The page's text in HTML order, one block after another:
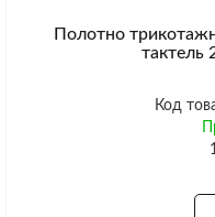
Полотно
тактель
Код